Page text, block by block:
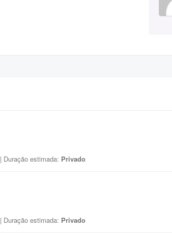
| Duração estimada: Privado
| Duração estimada: Privado